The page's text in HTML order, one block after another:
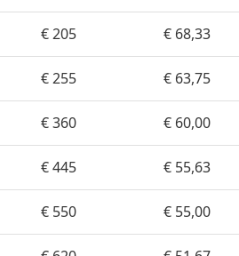
€ 205 € 68,33
€ 255 € 63,75
€ 360 € 60,00
€ 445 € 55,63
€ 550 € 55,00